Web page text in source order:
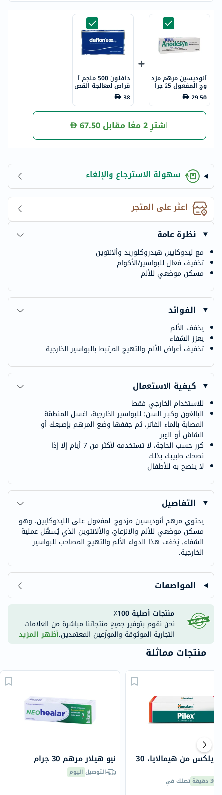
أنوديسين مرهم مزد
وج المفعول 25 جرا
م
29.50
دافلون 500 ملجم أ
قراص لمعالجة القص
ة
38
اشترِ 2 معًا مقابل 67.50
سهولة الاسترجاع والإلغاء
اعثر على المتجر
نظرة عامة
مع ليدوكايين هيدروكلوريد وألانتوين
تخفيف فعال للبواسير/الأكوام
مسكن موضعي للألم
الفوائد
يخفف الألم
يعزز الشفاء
تخفيف أعراض الألم والتهيج المرتبط بالبواسير الخارجية
كيفية الاستعمال
للاستخدام الخارجي فقط
البالغون وكبار السن: للبواسير الخارجية، اغسل المنطقة
المصابة بالماء الفاتر، ثم جففها وضع المرهم بإصبعك أو
الشاش أو الوبر
كرر حسب الحاجة، لا تستخدمه لأكثر من 7 أيام إلا إذا
نصحك طبيبك بذلك
لا ينصح به للأطفال
التفاصيل
يحتوي مرهم أنوديسين مزدوج المفعول على الليدوكايين، وهو
مسكن موضعي للألم والانزعاج، والألانتوين الذي يُسهّل عملية
الشفاء. يُخفف هذا الدواء الألم والتهيج المصاحب للبواسير
الخارجية.
المواصفات
منتجات أصلية 100٪
نحن نقوم بتوفير جميع منتجاتنا مباشرة من العلامات
التجارية الموثوقة والموزّعين المعتمدين.أظهر المزيد
منتجات مماثلة
نيو هيلار مرهم 30 جرام
التوصيل اليوم
مرهم بايلكس من هيمالايا، 30
30 دقيقة تصلك في